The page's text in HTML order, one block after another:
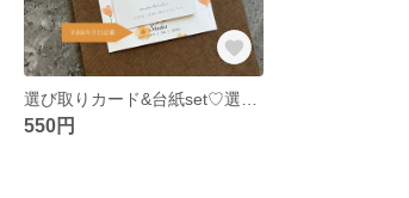
550円